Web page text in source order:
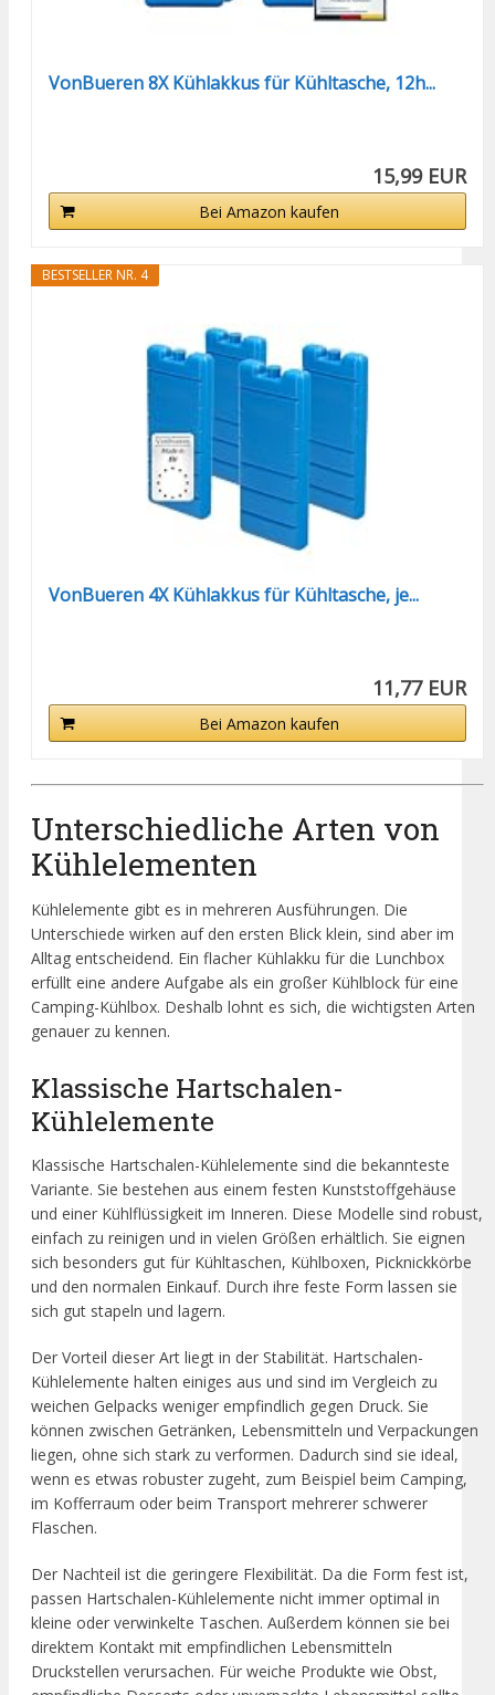
VonBueren 8X Kühlakkus für Kühltasche, 12h...
15,99 EUR
Bei Amazon kaufen
BESTSELLER NR. 4
VonBueren 4X Kühlakkus für Kühltasche, je...
11,77 EUR
Bei Amazon kaufen
Unterschiedliche Arten von
Kühlelementen
Kühlelemente gibt es in mehreren Ausführungen. Die
Unterschiede wirken auf den ersten Blick klein, sind aber im
Alltag entscheidend. Ein flacher Kühlakku für die Lunchbox
erfüllt eine andere Aufgabe als ein großer Kühlblock für eine
Camping-Kühlbox. Deshalb lohnt es sich, die wichtigsten Arten
genauer zu kennen.
Klassische Hartschalen-
Kühlelemente
Klassische Hartschalen-Kühlelemente sind die bekannteste
Variante. Sie bestehen aus einem festen Kunststoffgehäuse
und einer Kühlflüssigkeit im Inneren. Diese Modelle sind robust,
einfach zu reinigen und in vielen Größen erhältlich. Sie eignen
sich besonders gut für Kühltaschen, Kühlboxen, Picknickkörbe
und den normalen Einkauf. Durch ihre feste Form lassen sie
sich gut stapeln und lagern.
Der Vorteil dieser Art liegt in der Stabilität. Hartschalen-
Kühlelemente halten einiges aus und sind im Vergleich zu
weichen Gelpacks weniger empfindlich gegen Druck. Sie
können zwischen Getränken, Lebensmitteln und Verpackungen
liegen, ohne sich stark zu verformen. Dadurch sind sie ideal,
wenn es etwas robuster zugeht, zum Beispiel beim Camping,
im Kofferraum oder beim Transport mehrerer schwerer
Flaschen.
Der Nachteil ist die geringere Flexibilität. Da die Form fest ist,
passen Hartschalen-Kühlelemente nicht immer optimal in
kleine oder verwinkelte Taschen. Außerdem können sie bei
direktem Kontakt mit empfindlichen Lebensmitteln
Druckstellen verursachen. Für weiche Produkte wie Obst,